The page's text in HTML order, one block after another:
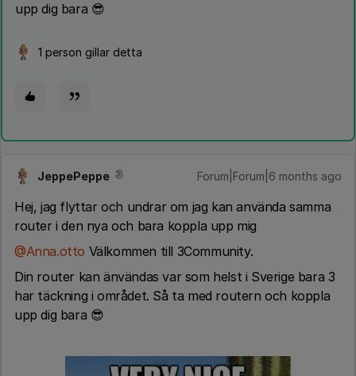
upp dig bara 😎
1 person gillar detta
JeppePeppe Forum|Forum|6 months ago
Hej, jag flyttar och undrar om jag kan använda samma
router i den nya och bara koppla upp mig
@Anna.otto Välkommen till 3Community.
Din router kan änvändas var som helst i Sverige bara 3
har täckning i området. Så ta med routern och koppla
upp dig bara 😎